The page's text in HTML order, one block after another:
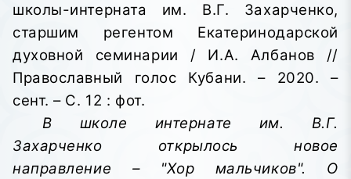
школы-интерната им. В.Г. Захарченко,
старшим регентом Екатеринодарской
духовной семинарии / И.А. Албанов //
Православный голос Кубани. – 2020. –
сент. – С. 12 : фот.
В школе интернате им. В.Г.
Захарченко открылось новое
направление – "Хор мальчиков". О